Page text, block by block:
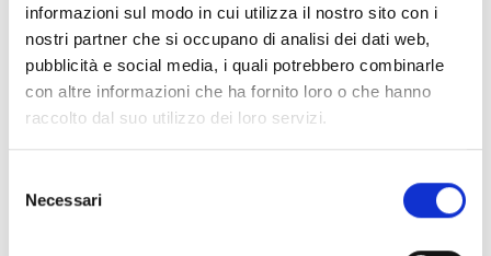
informazioni sul modo in cui utilizza il nostro sito con i
nostri partner che si occupano di analisi dei dati web,
pubblicità e social media, i quali potrebbero combinarle
con altre informazioni che ha fornito loro o che hanno
raccolto dal suo utilizzo dei loro servizi.
delNecessari
Spedizione Gratuita
Specifiche Tecniche